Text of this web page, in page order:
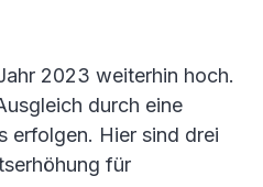
2023 weiterhin hoch.
durch eine
erfolgen. Hier sind drei
für